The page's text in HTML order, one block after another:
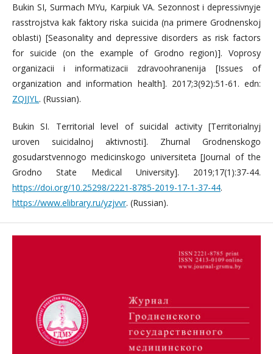
Bukin SI, Surmach MYu, Karpiuk VA. Sezonnost i depressivnyje
rasstrojstva kak faktory riska suicida (na primere Grodnenskoj
oblasti) [Seasonality and depressive disorders as risk factors
for suicide (on the example of Grodno region)]. Voprosy
organizacii i informatizacii zdravoohranenija [Issues of
organization and information health]. 2017;3(92):51-61. edn:
ZQJJYL. (Russian).
Bukin SI. Territorial level of suicidal activity [Territorialnyj
uroven suicidalnoj aktivnosti]. Zhurnal Grodnenskogo
gosudarstvennogo medicinskogo universiteta [Journal of the
Grodno State Medical University]. 2019;17(1):37-44.
https://doi.org/10.25298/2221-8785-2019-17-1-37-44.
https://www.elibrary.ru/yzjvvr. (Russian).